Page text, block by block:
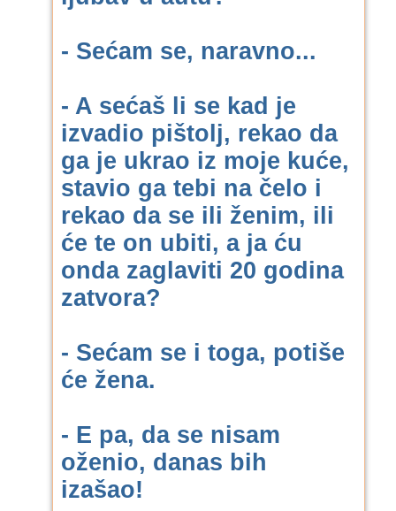
- Sećam se, naravno...
- A sećaš li se kad je
izvadio pištolj, rekao da
ga je ukrao iz moje kuće,
stavio ga tebi na čelo i
rekao da se ili ženim, ili
će te on ubiti, a ja ću
onda zaglaviti 20 godina
zatvora?
- Sećam se i toga, potiše
će žena.
- E pa, da se nisam
oženio, danas bih
izašao!